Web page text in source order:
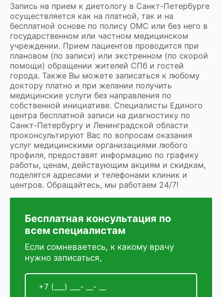
Запись на прием к диетологу в Санкт-Петербурге
осуществляется как на платной, так и на
бесплатной основе по полису ОМС или без него в
государственном или частном медицинском
учреждении. Прием пациентов проводится при
плановом (по записи) или экстренном (по скорой
помощи) обращении жителей СПб и гостей
города. Также Вы можете записаться к любому
доктору платно и при желании получить
медицинские услуги без направления по
собственной инициативе. Специалисты Единого
центра бесплатной записи на диагностику по
Санкт-Петербургу и Ленинградской области
проконсультируют Вас по вопросам оказания
услуг медицинскими организациями любого
профиля, предоставят информацию по графику
работы, ценам, действующим акциям и скидкам,
поделятся адресами и телефонами клиник и
центров. Обращайтесь, мы работаем 24/7!
Бесплатная консультация по
всем специалистам
Если сомневаетесь, к какому врачу
нужно записаться,